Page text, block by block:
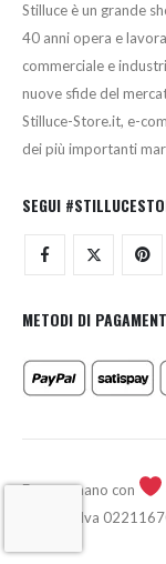
Stilluce è un grande
40 anni opera e
commerciale e
nuove sfide del
Stilluce-Store.it, e-
dei più importanti
SEGUI
METODI DI
Fatto a mano con
2026 - P.Iva